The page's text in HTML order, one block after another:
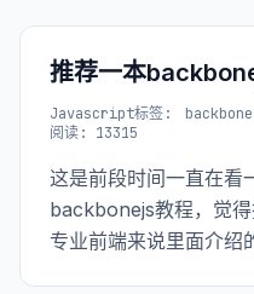
推荐一本
Javascript标签:
阅读: 13315
这是前段时间一直在看
backbonejs教程，觉
专业前端来说里面介绍